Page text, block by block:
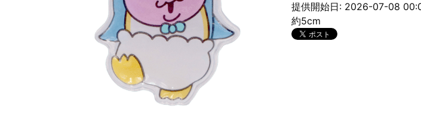
提供開始日: 2026-07-08
約5cm